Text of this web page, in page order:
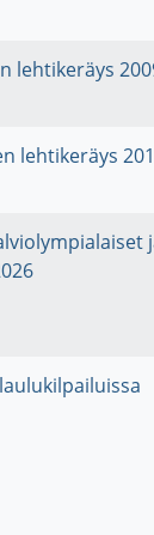
lehtikeräys
lehtikeräys